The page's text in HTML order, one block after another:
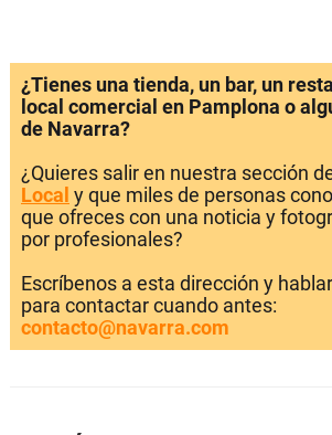
¿Tienes una tienda, un bar, un
local comercial en Pamplona o
de Navarra?
¿Quieres salir en nuestra sección
Local y que miles de personas
que ofreces con una noticia y
por profesionales?
Escríbenos a esta dirección y
para contactar cuando antes:
contacto@navarra.com